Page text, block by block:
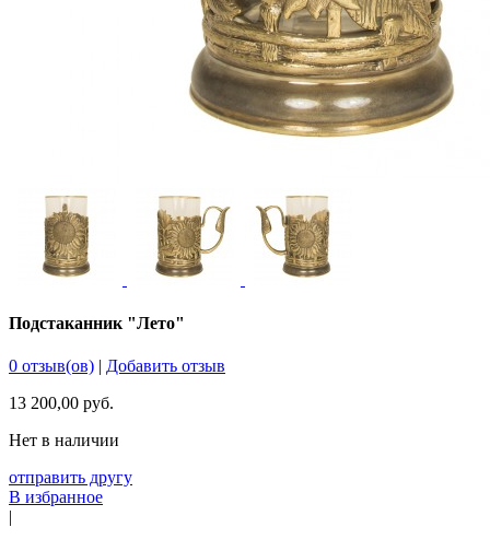
Подстаканник "Лето"
0 отзыв(ов) | Добавить отзыв
13 200,00 руб.
Нет в наличии
отправить другу
В избранное
|